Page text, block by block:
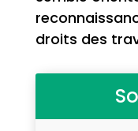
droits des